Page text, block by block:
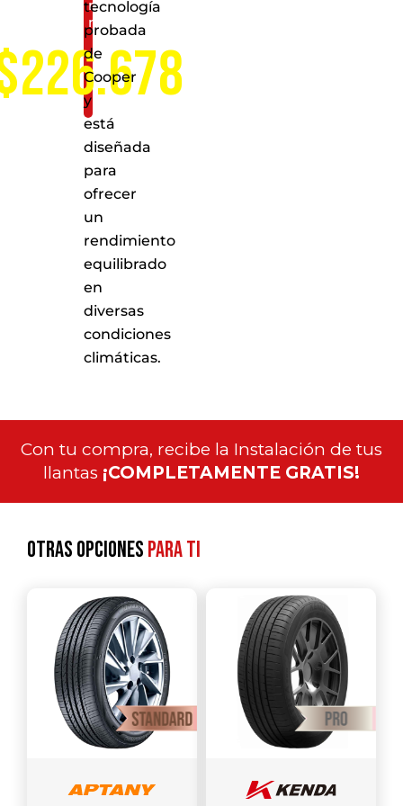
nivel
nacional
tecnología
probada
de
Cooper
y
está
diseñada
para
ofrecer
un
rendimiento
equilibrado
en
diversas
condiciones
climáticas.
Con tu compra, recibe la Instalación de tus
llantas ¡COMPLETAMENTE GRATIS!
Otras opcionespara ti